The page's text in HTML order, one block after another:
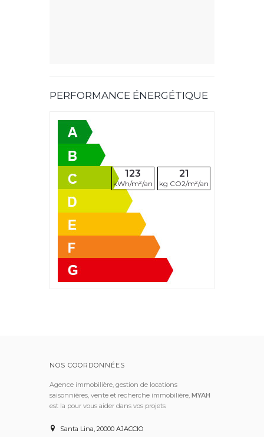
PERFORMANCE ÉNERGÉTIQUE
123
kWh/m²/an
21
kg CO2/m²/an
NOS COORDONNÉES
Agence immobilière, gestion de locations
saisonnières, vente et recherche immobilière, MYAH
est la pour vous aider dans vos projets
Santa Lina, 20000 AJACCIO